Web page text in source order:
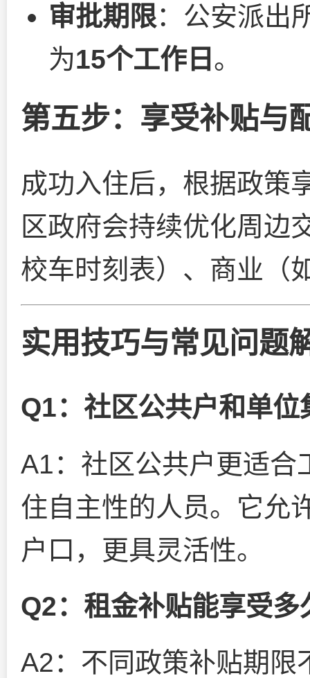
审批期限：公安派出
为15个工作日 。
第五步：享受补贴与
成功入住后，根据政策
区政府会持续优化周边
校车时刻表）、商业（
实用技巧与常见问题
Q1：社区公共户和单
A1：社区公共户更适合
住自主性的人员。它允
户口，更具灵活性。
Q2：租金补贴能享受多
A2：不同政策补贴期限